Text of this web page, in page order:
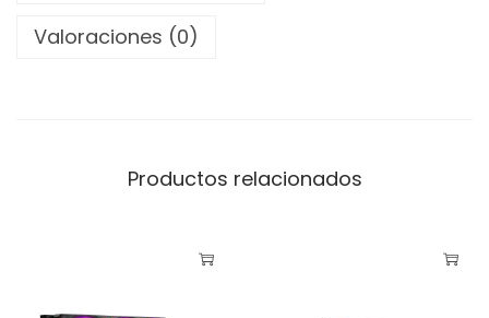
Valoraciones (0)
Productos relacionados